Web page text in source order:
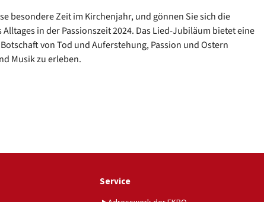
besondere Zeit im Kirchenjahr, und gönnen Sie sich die
in der Passionszeit 2024. Das Lied-Jubiläum bietet eine
von Tod und Auferstehung, Passion und Ostern
Musik zu erleben.
Service